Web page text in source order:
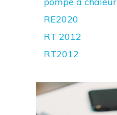
RE2020
RT 2012
RT2012